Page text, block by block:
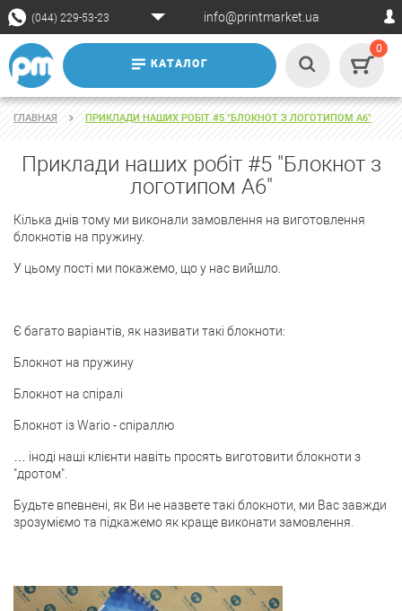
(044) 229-53-23 info@printmarket.ua
КАТАЛОГ
0
ГЛАВНАЯ ПРИКЛАДИ НАШИХ РОБІТ #5 "БЛОКНОТ З ЛОГОТИПОМ А6"
Приклади наших робіт #5 "Блокнот з
логотипом А6"
Кілька днів тому ми виконали замовлення на виготовлення
блокнотів на пружину.
У цьому пості ми покажемо, що у нас вийшло.
Є багато варіантів, як називати такі блокноти:
Блокнот на пружину
Блокнот на спіралі
Блокнот із Wario - спіраллю
… іноді наші клієнти навіть просять виготовити блокноти з
"дротом".
Будьте впевнені, як Ви не назвете такі блокноти, ми Вас завжди
зрозуміємо та підкажемо як краще виконати замовлення.